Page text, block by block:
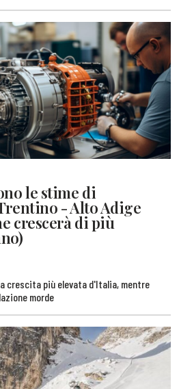
le stime di
- Alto Adige
crescerà di più
crescita più elevata d'Italia, mentre
morde